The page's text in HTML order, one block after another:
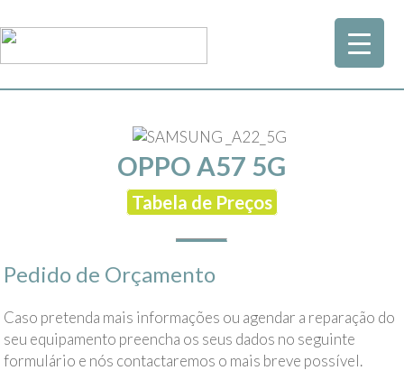
OPPO A57 5G
Tabela de Preços
Pedido de Orçamento
Caso pretenda mais informações ou agendar a reparação do
seu equipamento preencha os seus dados no seguinte
formulário e nós contactaremos o mais breve possível.